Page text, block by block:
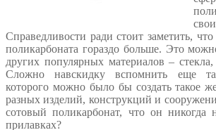
Справедливости ради стоит заметить,
поликарбоната гораздо больше. Это
других популярных материалов – стекла,
Сложно навскидку вспомнить еще
которого можно было бы создать такое
разных изделий, конструкций и
сотовый поликарбонат, что он никогда
прилавках?